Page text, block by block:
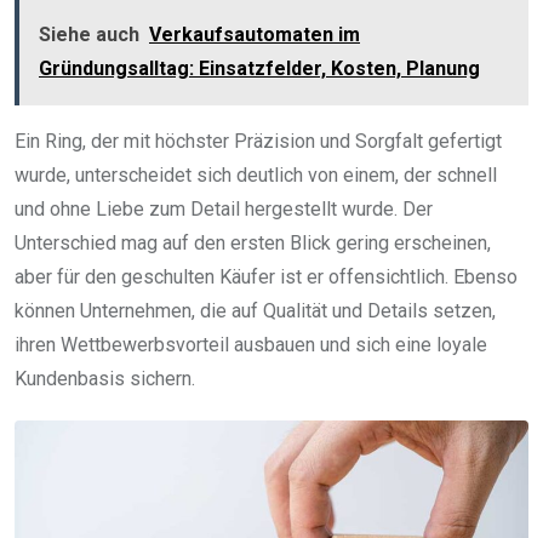
Siehe auch Verkaufsautomaten im
Gründungsalltag: Einsatzfelder, Kosten, Planung
Ein Ring, der mit höchster Präzision und Sorgfalt gefertigt
wurde, unterscheidet sich deutlich von einem, der schnell
und ohne Liebe zum Detail hergestellt wurde. Der
Unterschied mag auf den ersten Blick gering erscheinen,
aber für den geschulten Käufer ist er offensichtlich. Ebenso
können Unternehmen, die auf Qualität und Details setzen,
ihren Wettbewerbsvorteil ausbauen und sich eine loyale
Kundenbasis sichern.